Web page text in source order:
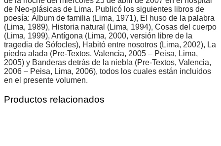
de Neo-plásicas de Lima. Publicó los siguientes libros de
poesía: Álbum de familia (Lima, 1971), El huso de la palabra
(Lima, 1989), Historia natural (Lima, 1994), Cosas del cuerpo
(Lima, 1999), Antígona (Lima, 2000, versión libre de la
tragedia de Sófocles), Habitó entre nosotros (Lima, 2002), La
piedra alada (Pre-Textos, Valencia, 2005 – Peisa, Lima,
2005) y Banderas detrás de la niebla (Pre-Textos, Valencia,
2006 – Peisa, Lima, 2006), todos los cuales están incluidos
en el presente volumen.
Productos relacionados